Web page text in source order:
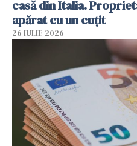
casă din Italia.
apărat cu un cuțit
26 IULIE 2026